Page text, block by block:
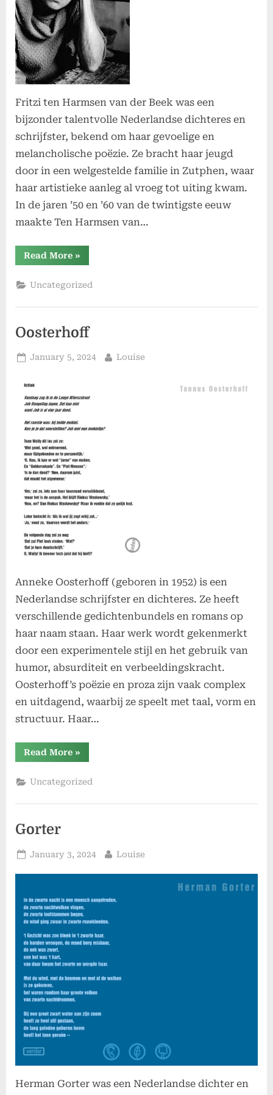
Fritzi ten Harmsen van der Beek was een
bijzonder talentvolle Nederlandse dichteres en
schrijfster, bekend om haar gevoelige en
melancholische poëzie. Ze bracht haar jeugd
door in een welgestelde familie in Zutphen, waar
haar artistieke aanleg al vroeg tot uiting kwam.
In de jaren ’50 en ’60 van de twintigste eeuw
maakte Ten Harmsen van…
Read More“Fritzi”
»
Uncategorized
Oosterhoff
Posted
January 5, 2024 By
Louise
Anneke Oosterhoff (geboren in 1952) is een
Nederlandse schrijfster en dichteres. Ze heeft
verschillende gedichtenbundels en romans op
haar naam staan. Haar werk wordt gekenmerkt
door een experimentele stijl en het gebruik van
humor, absurditeit en verbeeldingskracht.
Oosterhoff’s poëzie en proza zijn vaak complex
en uitdagend, waarbij ze speelt met taal, vorm en
structuur. Haar…
Read More“Oosterhoff”
»
Uncategorized
Gorter
Posted
January 3, 2024 By
Louise
Herman Gorter was een Nederlandse dichter en